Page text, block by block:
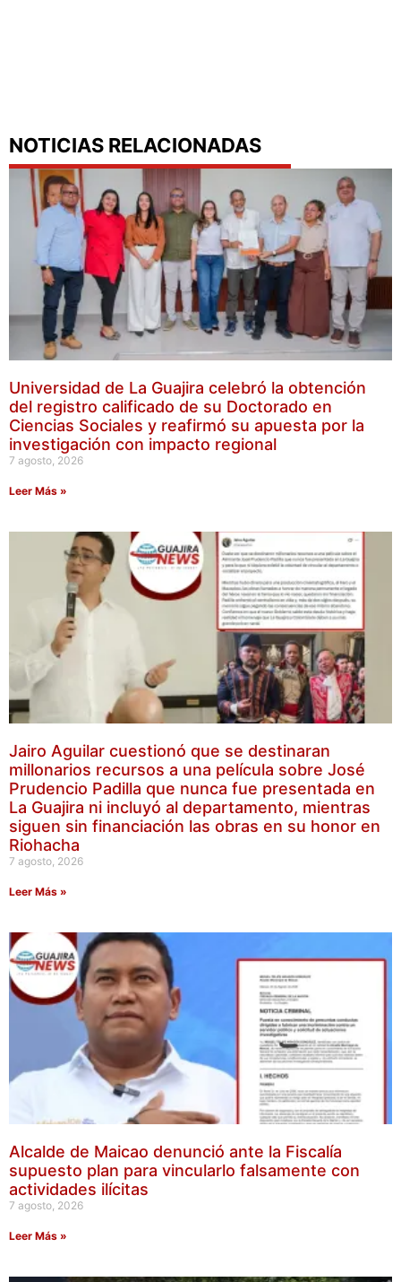
NOTICIAS RELACIONADAS
Universidad de La Guajira celebró la obtención
del registro calificado de su Doctorado en
Ciencias Sociales y reafirmó su apuesta por la
investigación con impacto regional
7 agosto, 2026
Leer Más »
Jairo Aguilar cuestionó que se destinaran
millonarios recursos a una película sobre José
Prudencio Padilla que nunca fue presentada en
La Guajira ni incluyó al departamento, mientras
siguen sin financiación las obras en su honor en
Riohacha
7 agosto, 2026
Leer Más »
Alcalde de Maicao denunció ante la Fiscalía
supuesto plan para vincularlo falsamente con
actividades ilícitas
7 agosto, 2026
Leer Más »